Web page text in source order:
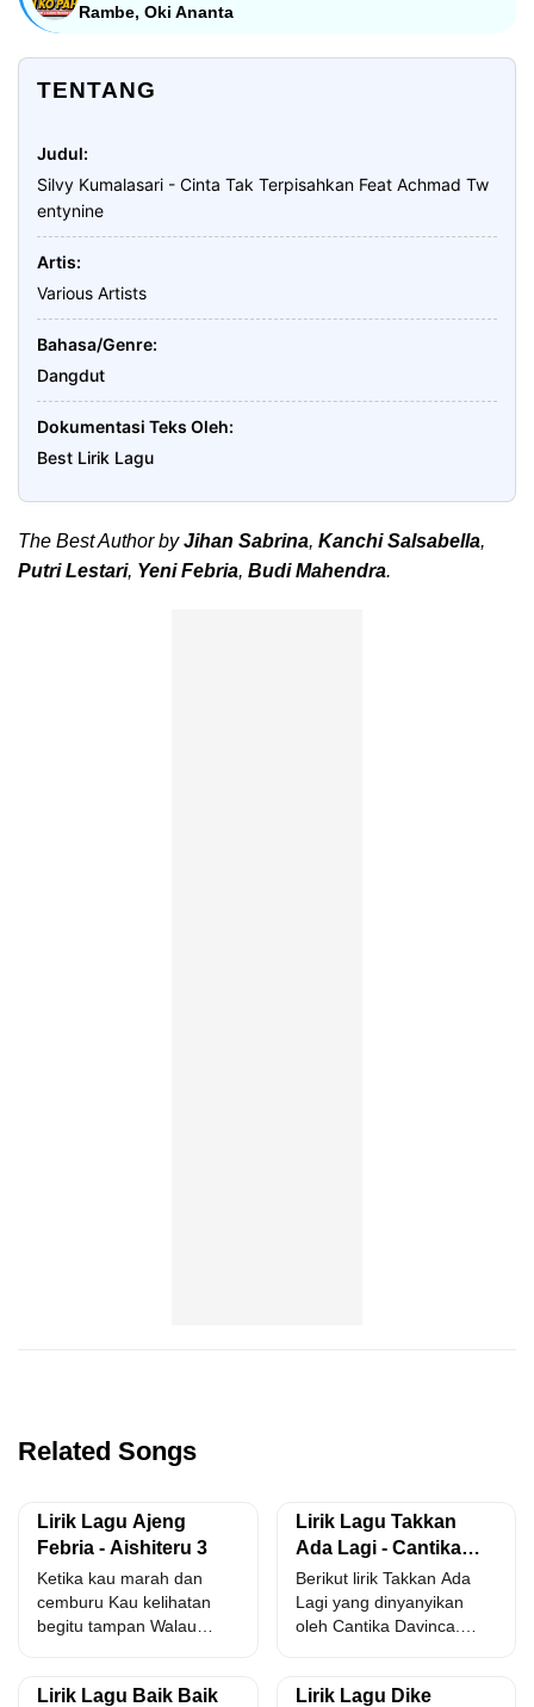
Rambe, Oki Ananta
TENTANG
Judul
Silvy Kumalasari - Cinta Tak Terpisahkan Feat Achmad Tw
entynine
Artis
Various Artists
Bahasa/Genre
Dangdut
Dokumentasi Teks Oleh
Best Lirik Lagu
The Best Author byJihan Sabrina, Kanchi Salsabella,
Putri Lestari, Yeni Febria, Budi Mahendra.
Related Songs
Lirik Lagu Ajeng
Febria - Aishiteru 3
Ketika kau marah dan
cemburu Kau kelihatan
begitu tampan Walau
Lirik Lagu Takkan
Ada Lagi - Cantika
Davinca
Berikut lirik Takkan Ada
Lagi yang dinyanyikan
oleh Cantika Davinca.
Lirik Lagu Baik Baik
Lirik Lagu Dike